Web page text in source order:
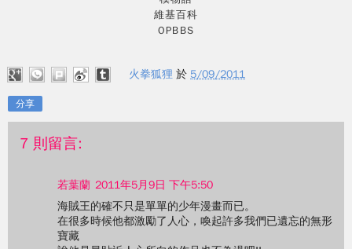
維基百科
OPBBS
火拳狐狸 於 5/09/2011
分享
7 則留言:
若葉蘭 2011年5月9日 下午5:50
海賊王的確不只是單單的少年漫畫而已。
在很多時候他都激勵了人心，喚起許多我們已遺忘的無形
寶藏